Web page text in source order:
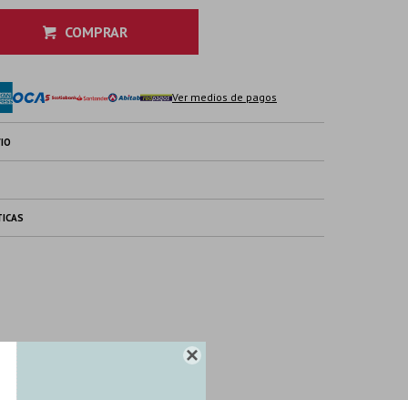

COMPRAR
Ver medios de pagos